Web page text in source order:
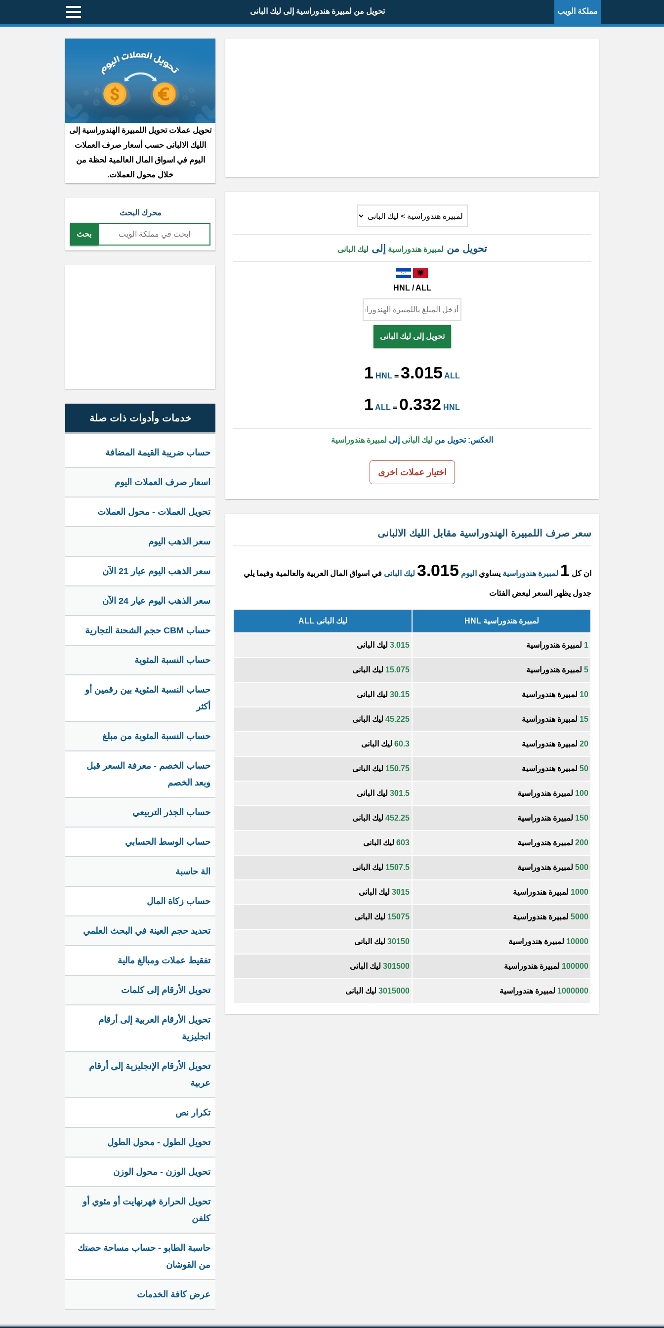
مملكة الويب تحويل من لمبيرة هندوراسية إلى ليك البانى
تحويل من لمبيرة هندوراسية إلى ليك البانى
HNL / ALL
تحويل إلى ليك البانى
1 HNL = 3.015 ALL
1 ALL = 0.332 HNL
العكس: تحويل من ليك البانى إلى لمبيرة هندوراسية
اختيار عملات اخرى
سعر صرف اللمبيرة الهندوراسية مقابل الليك الالبانى
ان كل 1 لمبيرة هندوراسية يساوي اليوم 3.015 ليك البانى في اسواق المال العربية والعالمية وفيما يلي
جدول يظهر السعر لبعض الفئات
لمبيرة هندوراسية HNL ليك البانى ALL
1 لمبيرة هندوراسية 3.015 ليك البانى
5 لمبيرة هندوراسية 15.075 ليك البانى
10 لمبيرة هندوراسية 30.15 ليك البانى
15 لمبيرة هندوراسية 45.225 ليك البانى
20 لمبيرة هندوراسية 60.3 ليك البانى
50 لمبيرة هندوراسية 150.75 ليك البانى
100 لمبيرة هندوراسية 301.5 ليك البانى
150 لمبيرة هندوراسية 452.25 ليك البانى
200 لمبيرة هندوراسية 603 ليك البانى
500 لمبيرة هندوراسية 1507.5 ليك البانى
1000 لمبيرة هندوراسية 3015 ليك البانى
5000 لمبيرة هندوراسية 15075 ليك البانى
10000 لمبيرة هندوراسية 30150 ليك البانى
100000 لمبيرة هندوراسية 301500 ليك البانى
1000000 لمبيرة هندوراسية 3015000 ليك البانى
تحويل عملات تحويل اللمبيرة الهندوراسية إلى
الليك الالبانى حسب أسعار صرف العملات
اليوم في اسواق المال العالمية لحظة من
خلال محول العملات.
محرك البحث
بحث
خدمات وأدوات ذات صلة
حساب ضريبة القيمة المضافة
اسعار صرف العملات اليوم
تحويل العملات - محول العملات
سعر الذهب اليوم
سعر الذهب اليوم عيار 21 الآن
سعر الذهب اليوم عيار 24 الآن
حساب CBM حجم الشحنة التجارية
حساب النسبة المئوية
حساب النسبة المئوية بين رقمين أو
أكثر
حساب النسبة المئوية من مبلغ
حساب الخصم - معرفة السعر قبل
وبعد الخصم
حساب الجذر التربيعي
حساب الوسط الحسابي
الة حاسبة
حساب زكاة المال
تحديد حجم العينة في البحث العلمي
تفقيط عملات ومبالغ مالية
تحويل الأرقام إلى كلمات
تحويل الأرقام العربية إلى أرقام
انجليزية
تحويل الأرقام الإنجليزية إلى أرقام
عربية
تكرار نص
تحويل الطول - محول الطول
تحويل الوزن - محول الوزن
تحويل الحرارة فهرنهايت أو مئوي أو
كلفن
حاسبة الطابو - حساب مساحة حصتك
من القوشان
عرض كافة الخدمات